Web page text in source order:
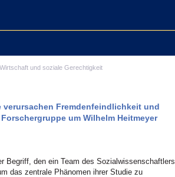
und soziale Gerechtigkeit
Fremdenfeindlichkeit und
um Wilhelm Heitmeyer
Begriff, den ein Team des Sozialwissenschaftlers
das zentrale Phänomen ihrer Studie zu